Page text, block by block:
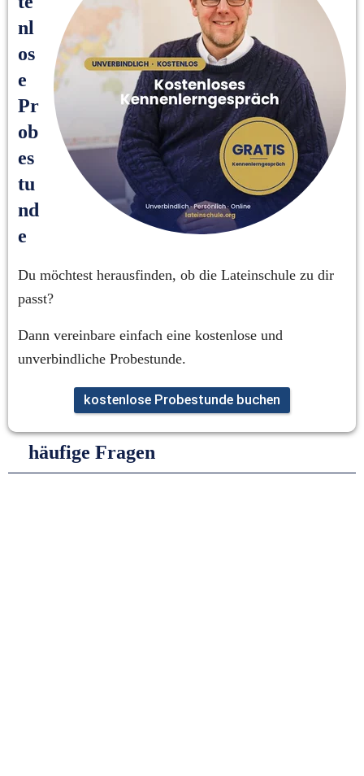
nl
os
e
Pr
ob
es
tu
nd
e
Du möchtest herausfinden, ob die Lateinschule zu dir
passt?
Dann vereinbare einfach eine kostenlose und
unverbindliche Probestunde.
kostenlose Probestunde buchen
häufige Fragen